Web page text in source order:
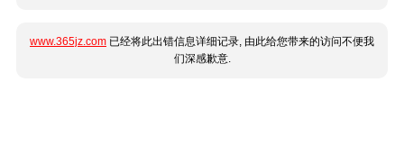
www.365jz.com 已经将此出错信息详细记录, 由此给您带来的访问不便我
们深感歉意.